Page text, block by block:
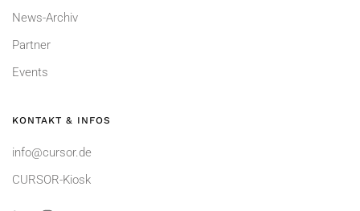
News-Archiv
Partner
Events
KONTAKT & INFOS
info@cursor.de
CURSOR-Kiosk